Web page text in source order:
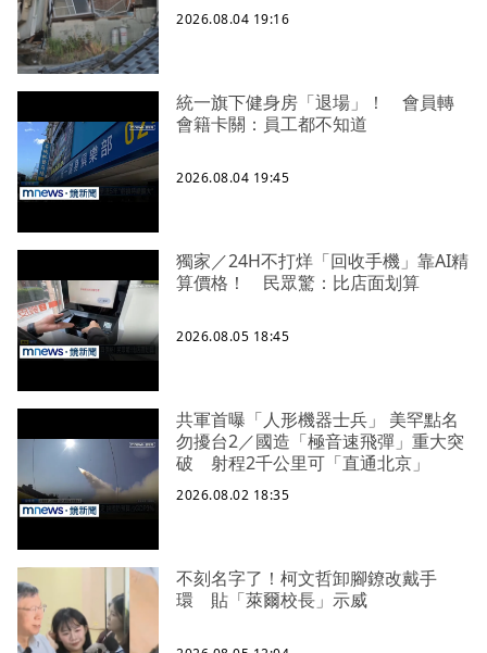
2026.08.04 19:16
統一旗下健身房「退場」！ 會員轉
會籍卡關：員工都不知道
2026.08.04 19:45
獨家／24H不打烊「回收手機」靠AI精
算價格！ 民眾驚：比店面划算
2026.08.05 18:45
共軍首曝「人形機器士兵」 美罕點名
勿擾台2／國造「極音速飛彈」重大突
破 射程2千公里可「直通北京」
2026.08.02 18:35
不刻名字了！柯文哲卸腳鐐改戴手
環 貼「萊爾校長」示威